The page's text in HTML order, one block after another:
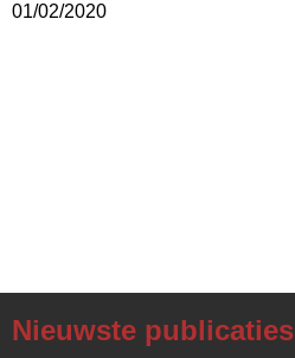
01/02/2020
Nieuwste publicaties